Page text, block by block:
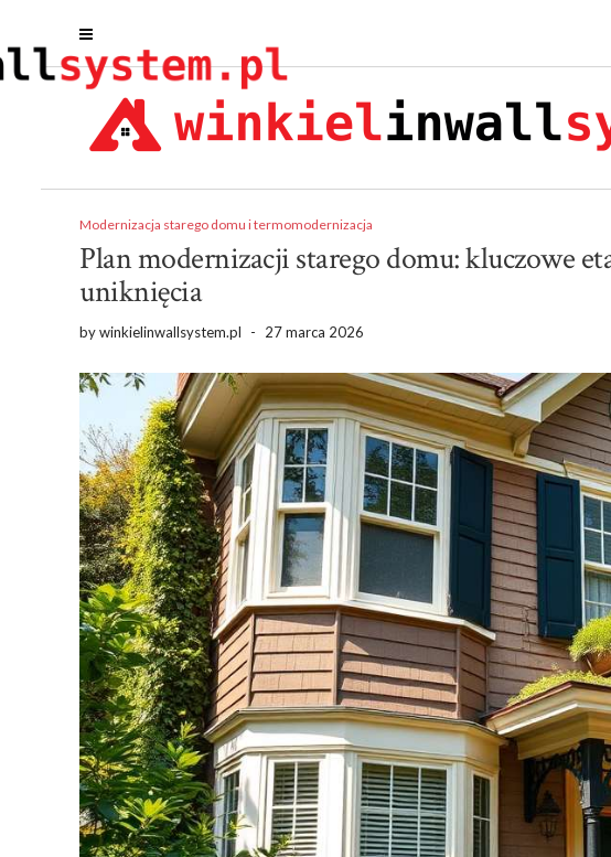
Modernizacja starego domu i termomodernizacja
Plan modernizacji starego domu: kluczowe
uniknięcia
bywinkielinwallsystem.pl - 27 marca 2026